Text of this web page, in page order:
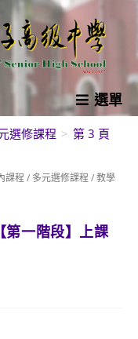
選單
選修課程 > 第 3 頁
課程 / 多元選修課程 /教學
第一階段】上課